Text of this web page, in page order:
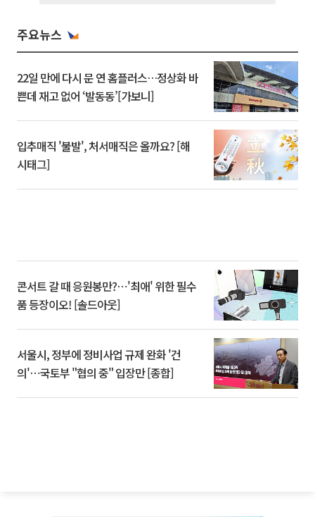
주요뉴스
22일 만에 다시 문 연 홈플러스…정상화 바
쁜데 재고 없어 ‘발동동’[가보니]
입추매직 '불발', 처서매직은 올까요? [해
시태그]
콘서트 갈 때 응원봉만?⋯'최애' 위한 필수
품 등장이오! [솔드아웃]
서울시, 정부에 정비사업 규제 완화 '건
의'⋯국토부 "협의 중" 입장만 [종합]